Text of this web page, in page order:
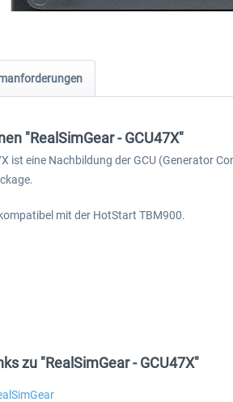
"RealSimGear - GCU47X"
ist eine Nachbildung der GCU (Generator
mit der HotStart TBM900.
zu "RealSimGear - GCU47X"